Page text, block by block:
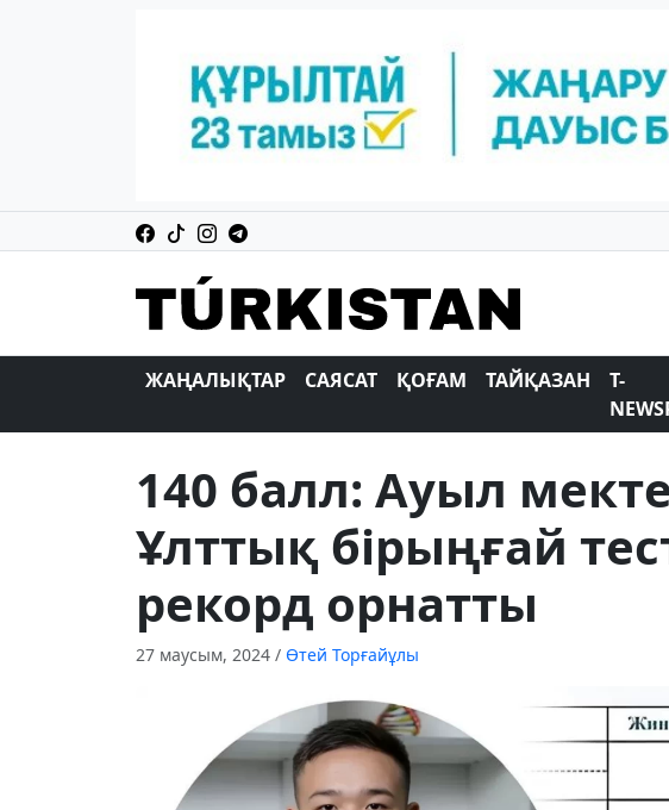
ЖАҢАЛЫҚТАР САЯСАТ ҚОҒАМ ТАЙҚАЗАН
T-
140 балл: Ауыл
Ұлттық бірыңғай
рекорд орнатты
27 маусым, 2024 / Өтей Торғайұлы